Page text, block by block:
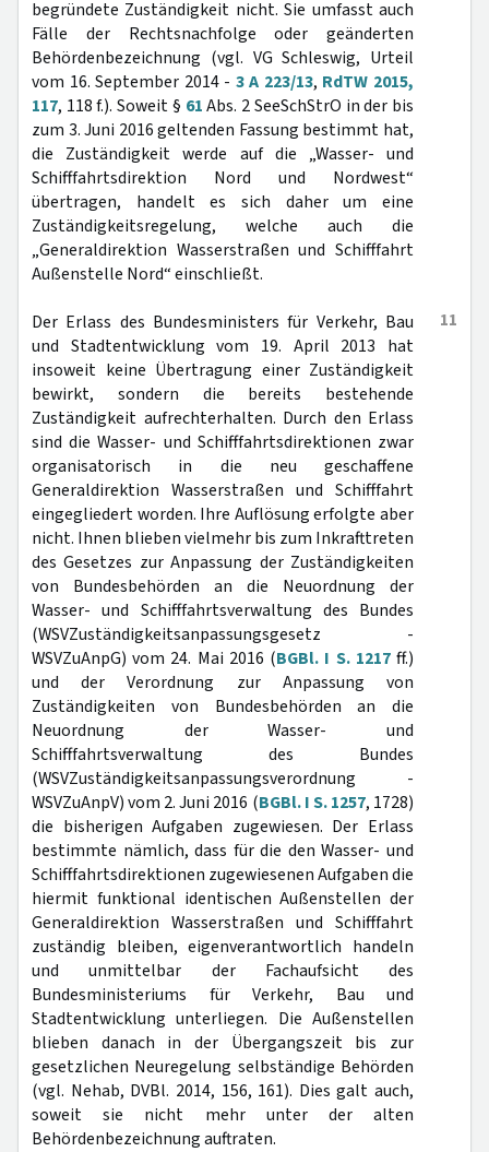
begründete Zuständigkeit nicht. Sie umfasst auch
Fälle der Rechtsnachfolge oder geänderten
Behördenbezeichnung (vgl. VG Schleswig, Urteil
vom 16. September 2014 - 3 A 223/13, RdTW 2015,
117, 118 f.). Soweit § 61Abs. 2 SeeSchStrO in der bis
zum 3. Juni 2016 geltenden Fassung bestimmt hat,
die Zuständigkeit werde auf die „Wasser- und
Schifffahrtsdirektion Nord und Nordwest“
übertragen, handelt es sich daher um eine
Zuständigkeitsregelung, welche auch die
„Generaldirektion Wasserstraßen und Schifffahrt
Außenstelle Nord“ einschließt.
11
Der Erlass des Bundesministers für Verkehr, Bau
und Stadtentwicklung vom 19. April 2013 hat
insoweit keine Übertragung einer Zuständigkeit
bewirkt, sondern die bereits bestehende
Zuständigkeit aufrechterhalten. Durch den Erlass
sind die Wasser- und Schifffahrtsdirektionen zwar
organisatorisch in die neu geschaffene
Generaldirektion Wasserstraßen und Schifffahrt
eingegliedert worden. Ihre Auflösung erfolgte aber
nicht. Ihnen blieben vielmehr bis zum Inkrafttreten
des Gesetzes zur Anpassung der Zuständigkeiten
von Bundesbehörden an die Neuordnung der
Wasser- und Schifffahrtsverwaltung des Bundes
(WSVZuständigkeitsanpassungsgesetz -
WSVZuAnpG) vom 24. Mai 2016 (BGBl. I S. 1217ff.)
und der Verordnung zur Anpassung von
Zuständigkeiten von Bundesbehörden an die
Neuordnung der Wasser- und
Schifffahrtsverwaltung des Bundes
(WSVZuständigkeitsanpassungsverordnung -
WSVZuAnpV) vom 2. Juni 2016 (BGBl. I S. 1257, 1728)
die bisherigen Aufgaben zugewiesen. Der Erlass
bestimmte nämlich, dass für die den Wasser- und
Schifffahrtsdirektionen zugewiesenen Aufgaben die
hiermit funktional identischen Außenstellen der
Generaldirektion Wasserstraßen und Schifffahrt
zuständig bleiben, eigenverantwortlich handeln
und unmittelbar der Fachaufsicht des
Bundesministeriums für Verkehr, Bau und
Stadtentwicklung unterliegen. Die Außenstellen
blieben danach in der Übergangszeit bis zur
gesetzlichen Neuregelung selbständige Behörden
(vgl. Nehab, DVBl. 2014, 156, 161). Dies galt auch,
soweit sie nicht mehr unter der alten
Behördenbezeichnung auftraten.